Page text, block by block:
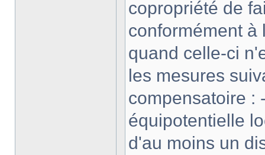
copropriété de
conformément à
quand celle-ci
les mesures
compensatoire :
équipotentielle
d'au moins un